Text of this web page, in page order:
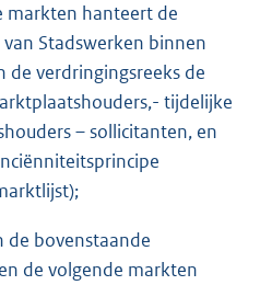
markten hanteert de
Stadswerken binnen
de verdringingsreeks de
tijdelijke
– sollicitanten, en
de bovenstaande
de volgende markten